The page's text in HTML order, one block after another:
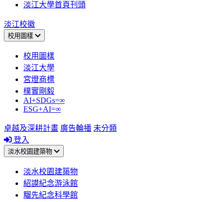
淡江大學首頁刊頭
淡江校徽
校用圖樣
校用圖樣
淡江大學
宮燈商標
樸實剛毅
AI+SDGs=∞
ESG+AI=∞
卓越及深耕計畫 廣告輪播 未分類
登入
淡水校園建築物
淡水校園建築物
紹謨紀念游泳館
騮先紀念科學館